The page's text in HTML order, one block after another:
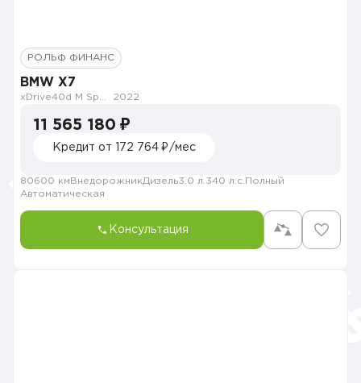
РОЛЬФ ФИНАНС
BMW X7
2022
11 565 180 ₽
Кредит от 172 764 ₽/мес
80600 км ВнедорожникДизель3.0 л. 340 л.с. Полный
Автоматическая
Консультация